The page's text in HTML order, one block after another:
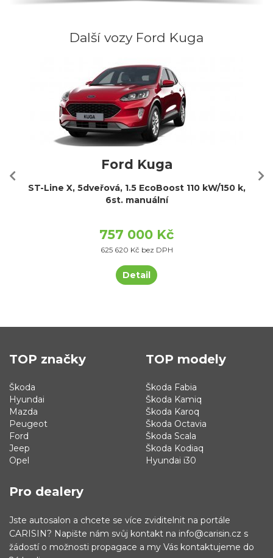
Další vozy Ford Kuga
Ford Kuga
ST-Line X, 5dveřová, 1.5 EcoBoost 110 kW/150 k,
6st. manuální
757 000 Kč
625 620 Kč bez DPH
Detail
TOP značky
Škoda
Hyundai
Mazda
Peugeot
Ford
Jeep
Opel
TOP modely
Škoda Fabia
Škoda Kamiq
Škoda Karoq
Škoda Octavia
Škoda Scala
Škoda Kodiaq
Hyundai i30
Pro dealery
Jste autosalon a chcete se více zviditelnit na portále
CARISIN? Napište nám svůj kontakt na info@carisin.cz s
žádostí o možnosti propagace a my Vás kontaktujeme do